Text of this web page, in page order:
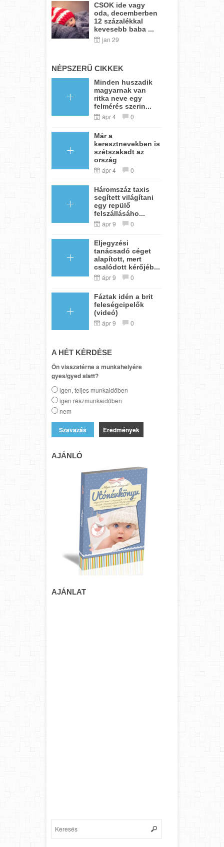
CSOK ide vagy
oda, decemberben
12 százalékkal
kevesebb baba ...
jan 29
NÉPSZERŰ CIKKEK
Minden huszadik
magyarnak van
ritka neve egy
felmérés szerin...
ápr 4 0
Már a
keresztnevekben is
szétszakadt az
ország
ápr 4 0
Háromszáz taxis
segített világítani
egy repülő
felszállásáho...
ápr 9 0
Eljegyzési
tanácsadó céget
alapított, mert
csalódott kérőjéb...
ápr 9 0
Fáztak idén a brit
feleségcipelők
(videó)
ápr 9 0
A HÉT KÉRDÉSE
Ön visszatérne a munkahelyére
gyes/gyed alatt?
igen, teljes munkaidőben
igen részmunkaidőben
nem
Eredmények
AJÁNLÓ
AJÁNLAT